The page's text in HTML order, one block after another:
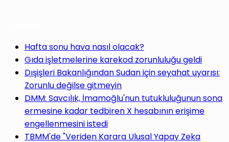
...
Hafta sonu hava nasıl olacak?
Gıda işletmelerine karekod zorunluluğu geldi
Dışişleri Bakanlığından Sudan için seyahat uyarısı:
Zorunlu değilse gitmeyin
DMM: Savcılık, İmamoğlu'nun tutukluluğunun sona
ermesine kadar tedbiren X hesabının erişime
engellenmesini istedi
TBMM'de "Veriden Karara Ulusal Yapay Zeka